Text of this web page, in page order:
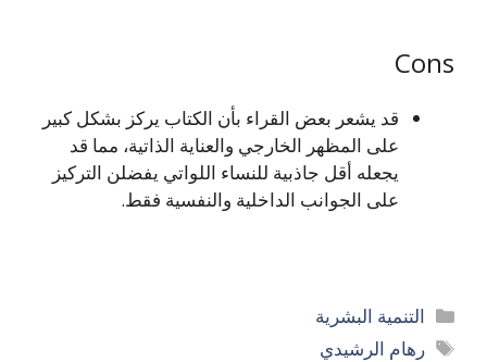
Cons
قد يشعر بعض القراء بأن الكتاب يركز بشكل كبير
على المظهر الخارجي والعناية الذاتية، مما قد
يجعله أقل جاذبية للنساء اللواتي يفضلن التركيز
على الجوانب الداخلية والنفسية فقط.
التصنيفات
التنمية البشرية
الوسوم
رهام الرشيدي